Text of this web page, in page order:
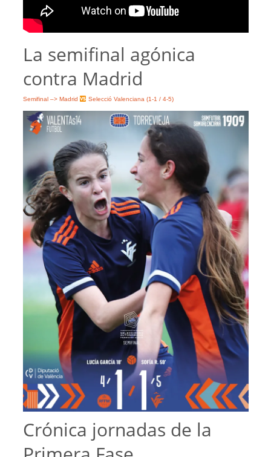
La semifinal agónica
contra Madrid
Semifinal –> Madrid Selecció Valenciana (1-1 / 4-5)
Crónica jornadas de la